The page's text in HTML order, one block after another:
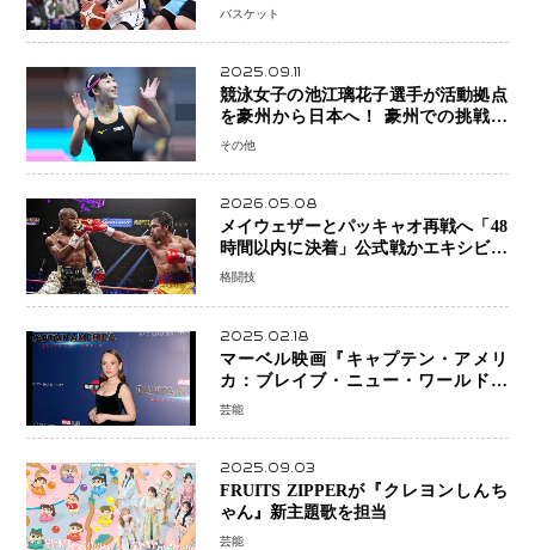
プロの現場へ―。
バスケット
2025.09.11
競泳女子の池江璃花子選手が活動拠点
を豪州から日本へ！ 豪州での挑戦を
糧に、28年ロサンゼルス五輪へ再始動
その他
2026.05.08
メイウェザーとパッキャオ再戦へ「48
時間以内に決着」公式戦かエキシビシ
ョンか混迷続く
格闘技
2025.02.18
マーベル映画『キャプテン・アメリ
カ：ブレイブ・ニュー・ワールド』
新ブラック・ウィドウ役のシラ・ハー
芸能
2025.09.03
FRUITS ZIPPERが『クレヨンしんち
ゃん』新主題歌を担当
芸能